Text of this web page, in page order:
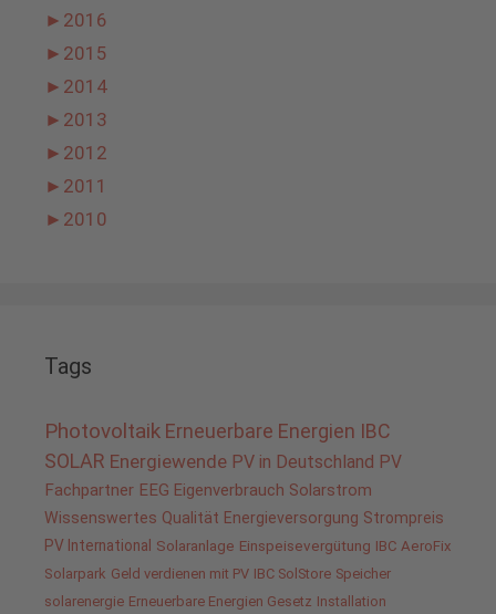
► 2016
► 2015
► 2014
► 2013
► 2012
► 2011
► 2010
Tags
Photovoltaik Erneuerbare Energien IBC
SOLAR Energiewende PV in Deutschland PV
Fachpartner EEG Eigenverbrauch Solarstrom
Wissenswertes Qualität Energieversorgung Strompreis
PV International Solaranlage Einspeisevergütung IBC AeroFix
Solarpark Geld verdienen mit PV IBC SolStore Speicher
solarenergie Erneuerbare Energien Gesetz Installation